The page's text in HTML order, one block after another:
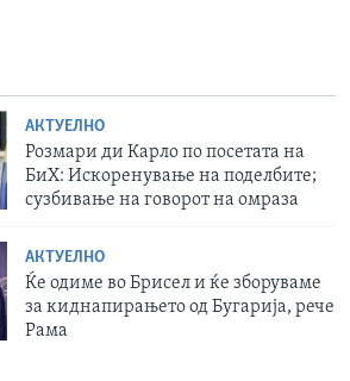
АКТУЕЛНО
Розмари ди Карло по посетата на
БиХ: Искоренување на поделбите;
сузбивање на говорот на омраза
АКТУЕЛНО
Ќе одиме во Брисел и ќе зборуваме
за киднапирањето од Бугарија, рече
Рама